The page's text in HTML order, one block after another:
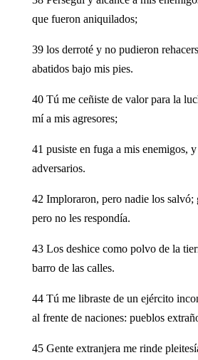
que fueron aniquilados;
39 los derroté y no pudieron
abatidos bajo mis pies.
40 Tú me ceñiste de valor para la
mí a mis agresores;
41 pusiste en fuga a mis enemigos,
adversarios.
42 Imploraron, pero nadie los salvó;
pero no les respondía.
43 Los deshice como polvo de la
barro de las calles.
44 Tú me libraste de un ejército
al frente de naciones: pueblos
45 Gente extranjera me rinde